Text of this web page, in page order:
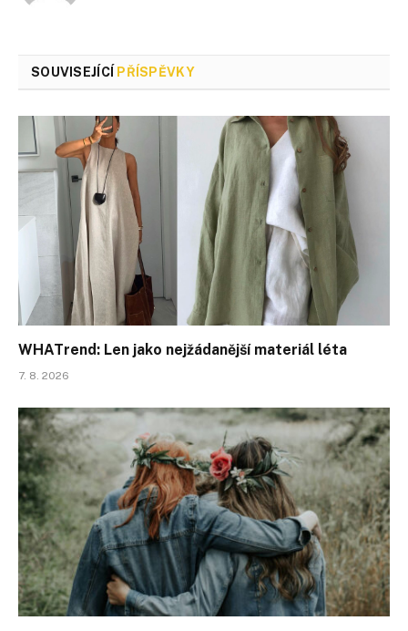
SOUVISEJÍCÍ PŘÍSPĚVKY
WHATrend: Len jako nejžádanější materiál léta
7. 8. 2026